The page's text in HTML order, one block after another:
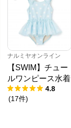
ナルミヤオンライン
【SWIM】チュー
ルワンピース水着
4.8
(17件)